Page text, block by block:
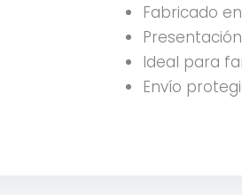
Fabricado
Ideal para
Envío